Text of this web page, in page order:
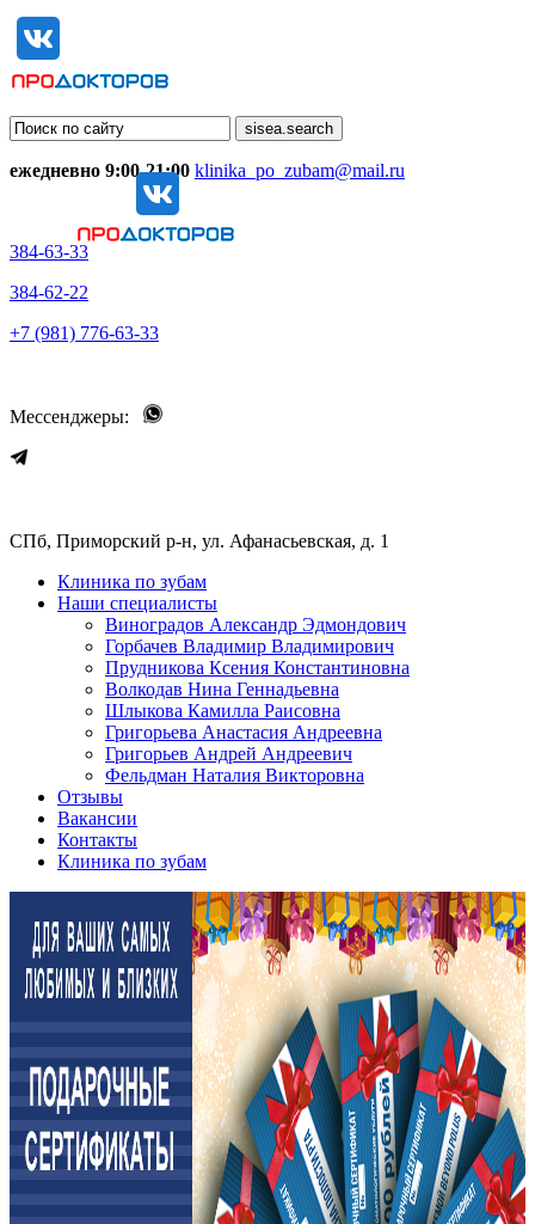
ежедневно 9:00-21:00 klinika_po_zubam@mail.ru
384-63-33
384-62-22
+7 (981) 776-63-33
Мессенджеры:
СПб, Приморский р-н, ул. Афанасьевская, д. 1
Клиника по зубам
Наши специалисты
Виноградов Александр Эдмондович
Горбачев Владимир Владимирович
Прудникова Ксения Константиновна
Волкодав Нина Геннадьевна
Шлыкова Камилла Раисовна
Григорьева Анастасия Андреевна
Григорьев Андрей Андреевич
Фельдман Наталия Викторовна
Отзывы
Вакансии
Контакты
Клиника по зубам